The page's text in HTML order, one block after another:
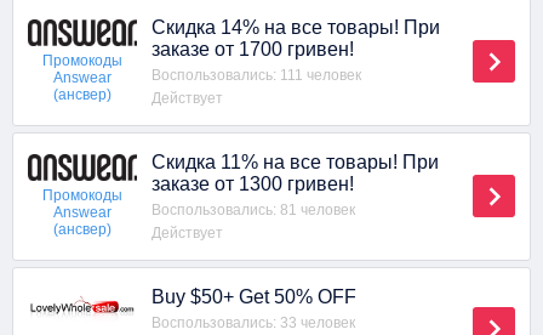
Промокоды
Answear
(ансвер)
Скидка 14% на все товары! При
заказе от 1700 гривен!
Воспользовались: 111 человек
Действует
Промокоды
Answear
(ансвер)
Скидка 11% на все товары! При
заказе от 1300 гривен!
Воспользовались: 81 человек
Действует
Buy $50+ Get 50% OFF
Воспользовались: 33 человек